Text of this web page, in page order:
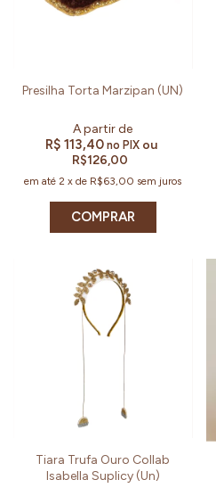
Presilha Torta Marzipan (UN)
R$ 113,40no PIX ou
R$126,00
em até2 xde R$63,00 sem juros
Tiara Trufa Ouro Collab
Isabella Suplicy (Un)